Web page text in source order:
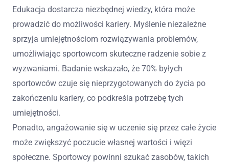
Edukacja dostarcza niezbędnej wiedzy, która może
prowadzić do możliwości kariery. Myślenie niezależne
sprzyja umiejętnościom rozwiązywania problemów,
umożliwiając sportowcom skuteczne radzenie sobie z
wyzwaniami. Badanie wskazało, że 70% byłych
sportowców czuje się nieprzygotowanych do życia po
zakończeniu kariery, co podkreśla potrzebę tych
umiejętności.
Ponadto, angażowanie się w uczenie się przez całe życie
może zwiększyć poczucie własnej wartości i więzi
społeczne. Sportowcy powinni szukać zasobów, takich